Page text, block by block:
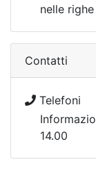
nelle
Contatti
Telefoni
14.00